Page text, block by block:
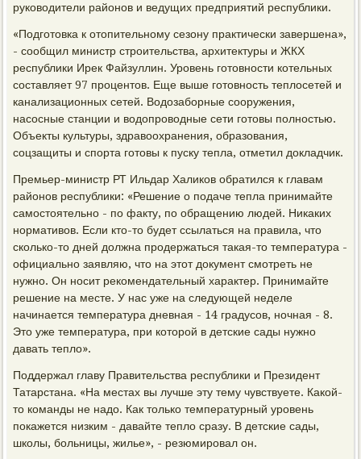
руководители районов и ведущих предприятий республики.
«Подготовка к отопительному сезону практически завершена»,
- сообщил министр строительства, архитектуры и ЖКХ
республики Ирек Файзуллин. Уровень готовности котельных
составляет 97 процентов. Еще выше готовность теплосетей и
канализационных сетей. Водозаборные сооружения,
насосные станции и водопроводные сети готовы полностью.
Объекты культуры, здравоохранения, образования,
соцзащиты и спорта готовы к пуску тепла, отметил докладчик.
Премьер-министр РТ Ильдар Халиков обратился к главам
районов республики: «Решение о подаче тепла принимайте
самостоятельно - по факту, по обращению людей. Никаких
нормативов. Если кто-то будет ссылаться на правила, что
сколько-то дней должна продержаться такая-то температура -
официально заявляю, что на этот документ смотреть не
нужно. Он носит рекомендательный характер. Принимайте
решение на месте. У нас уже на следующей неделе
начинается температура дневная - 14 градусов, ночная - 8.
Это уже температура, при которой в детские сады нужно
давать тепло».
Поддержал главу Правительства республики и Президент
Татарстана. «На местах вы лучше эту тему чувствуете. Какой-
то команды не надо. Как только температурный уровень
покажется низким - давайте тепло сразу. В детские сады,
школы, больницы, жилье», - резюмировал он.